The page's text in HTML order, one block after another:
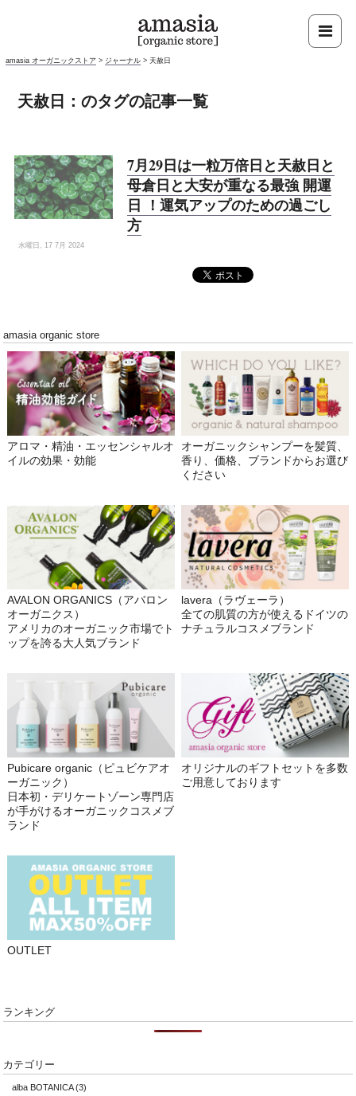
amasia オーガニックストア > ジャーナル >天赦日
天赦日：のタグの記事一覧
7月29日は一粒万倍日と天赦日と
母倉日と大安が重なる最強 開運
日 ！運気アップのための過ごし
方
水曜日, 17 7月 2024
amasia organic store
アロマ・精油・エッセンシャルオ
イルの効果・効能
オーガニックシャンプーを髪質、
香り、価格、ブランドからお選び
ください
AVALON ORGANICS（アバロン
オーガニクス）
アメリカのオーガニック市場でト
ップを誇る大人気ブランド
lavera（ラヴェーラ）
全ての肌質の方が使えるドイツの
ナチュラルコスメブランド
Pubicare organic（ピュビケアオ
ーガニック）
日本初・デリケートゾーン専門店
が手がけるオーガニックコスメブ
ランド
オリジナルのギフトセットを多数
ご用意しております
OUTLET
ランキング
カテゴリー
alba BOTANICA(3)